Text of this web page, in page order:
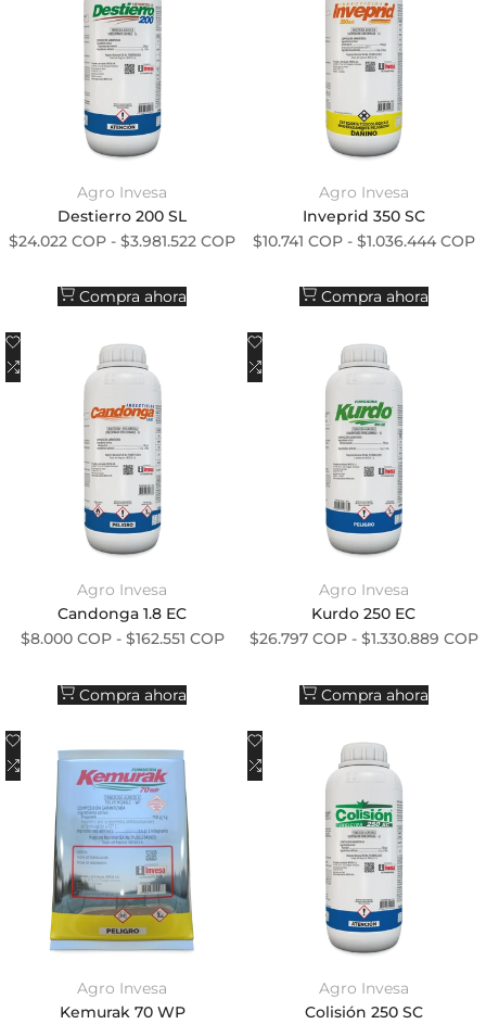
Proveedor:
Agro Invesa
Destierro 200 SL
Precio de oferta
$24.022 COP -$3.981.522 COP
Compra ahora
Proveedor:
Agro Invesa
Inveprid 350 SC
Precio de oferta
$10.741 COP- $1.036.444 COP
Compra ahora
Añadir a la lista de deseos
Añadir a comparar
Proveedor:
Agro Invesa
Candonga 1.8 EC
Precio de oferta
$8.000 COP- $162.551 COP
Compra ahora
Añadir a la lista de deseos
Añadir a comparar
Proveedor:
Agro Invesa
Kurdo 250 EC
Precio de oferta
$26.797 COP- $1.330.889 COP
Compra ahora
Añadir a la lista de deseos
Añadir a comparar
Proveedor:
Agro Invesa
Kemurak 70 WP
Añadir a la lista de deseos
Añadir a comparar
Proveedor:
Agro Invesa
Colisión 250 SC